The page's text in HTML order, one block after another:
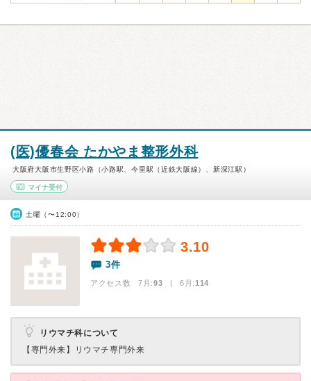
(医)優春会 たかやま整形外科
大阪府大阪市生野区小路（小路駅、今里駅（近鉄大阪線）、新深江駅）
マイナ受付
土曜（〜12:00）
3.10
3件
アクセス数 7月:93 | 6月:114
リウマチ科について
【専門外来】
リウマチ専門外来